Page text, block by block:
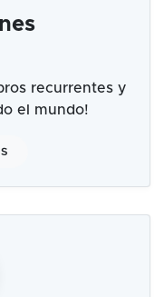
recurrentes y
el mundo!